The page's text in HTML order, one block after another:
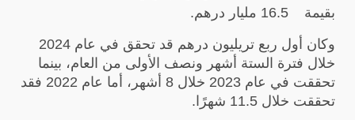
بقيمة
16.5 مليار درهم.
وكان أول ربع تريليون درهم قد تحقق في عام 2024
خلال فترة الستة أشهر ونصف الأولى من العام، بينما
تحققت في عام 2023 خلال 8 أشهر، أما عام 2022 فقد
تحققت خلال 11.5 شهرًا.